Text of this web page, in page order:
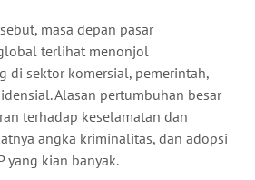
masa depan pasar
terlihat menonjol
di sektor komersial, pemerintah,
Alasan pertumbuhan besar
terhadap keselamatan dan
angka kriminalitas, dan adopsi
yang kian banyak.